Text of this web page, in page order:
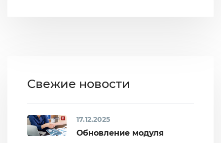
Свежие новости
17.12.2025
Обновление модуля